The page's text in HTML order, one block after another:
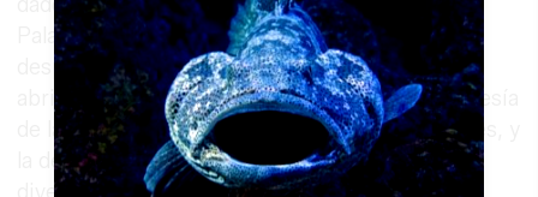
Palacios y Villafranca y todo lo que ha venido
después: la de sus padres, Manolo y Emilia, que
abrieron aquellaventa de carreteraen la travesía
de la N-IV a su paso por el pueblo de los tomates, y
la de sus hijos y sobrinos, que llevan años